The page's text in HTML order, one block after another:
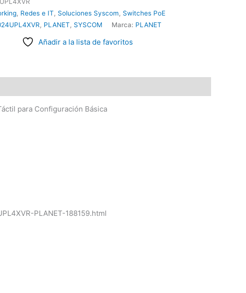
, Redes e IT, Soluciones Syscom, Switches PoE
, PLANET, SYSCOM Marca: PLANET
Añadir a la lista de favoritos
para Configuración Básica
PLANET-188159.html